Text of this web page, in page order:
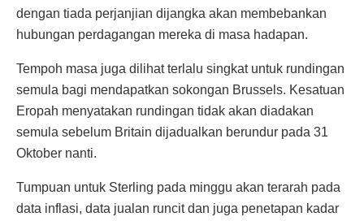
dengan tiada perjanjian dijangka akan membebankan
hubungan perdagangan mereka di masa hadapan.
Tempoh masa juga dilihat terlalu singkat untuk rundingan
semula bagi mendapatkan sokongan Brussels. Kesatuan
Eropah menyatakan rundingan tidak akan diadakan
semula sebelum Britain dijadualkan berundur pada 31
Oktober nanti.
Tumpuan untuk Sterling pada minggu akan terarah pada
data inflasi, data jualan runcit dan juga penetapan kadar